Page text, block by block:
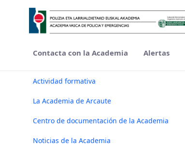
Contacta con la Academia Alertas
Nº 6 Septiembre - avpe
Actividad formativa
La Academia de Arcaute
Centro de documentación de la Academia
Noticias de la Academia